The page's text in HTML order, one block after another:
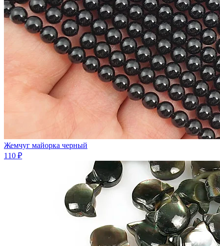
Жемчуг майорка черный
110 ₽